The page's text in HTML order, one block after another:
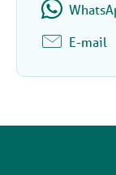
E-mail